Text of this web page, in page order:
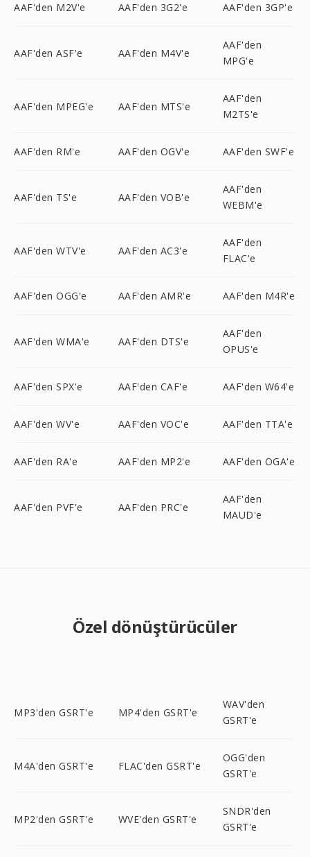
AAF'den M2V'e AAF'den 3G2'e AAF'den 3GP'e
AAF'den ASF'e AAF'den M4V'e
AAF'den
MPG'e
AAF'den MPEG'e AAF'den MTS'e
AAF'den
M2TS'e
AAF'den RM'e AAF'den OGV'e AAF'den SWF'e
AAF'den TS'e AAF'den VOB'e
AAF'den
WEBM'e
AAF'den WTV'e AAF'den AC3'e
AAF'den
FLAC'e
AAF'den OGG'e AAF'den AMR'e AAF'den M4R'e
AAF'den WMA'e AAF'den DTS'e
AAF'den
OPUS'e
AAF'den SPX'e AAF'den CAF'e AAF'den W64'e
AAF'den WV'e AAF'den VOC'e AAF'den TTA'e
AAF'den RA'e AAF'den MP2'e AAF'den OGA'e
AAF'den PVF'e AAF'den PRC'e
AAF'den
MAUD'e
Özel dönüştürücüler
MP3'den GSRT'e MP4'den GSRT'e
WAV'den
GSRT'e
M4A'den GSRT'e FLAC'den GSRT'e
OGG'den
GSRT'e
MP2'den GSRT'e WVE'den GSRT'e
SNDR'den
GSRT'e